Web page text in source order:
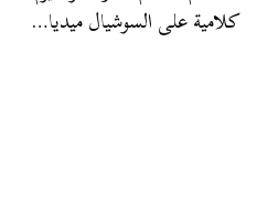
كلامية على السوشيال ميديا…